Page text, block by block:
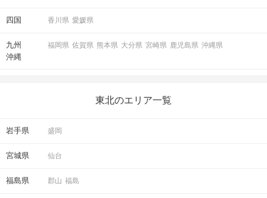
四国 香川県 愛媛県
九州
沖縄
福岡県 佐賀県 熊本県 大分県 宮崎県 鹿児島県 沖縄県
東北のエリア一覧
岩手県 盛岡
宮城県 仙台
福島県 郡山 福島